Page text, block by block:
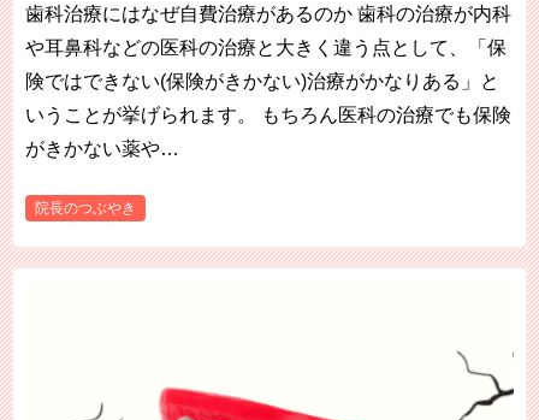
歯科治療にはなぜ自費治療があるのか 歯科の治療が内科
や耳鼻科などの医科の治療と大きく違う点として、「保
険ではできない(保険がきかない)治療がかなりある」と
いうことが挙げられます。 もちろん医科の治療でも保険
がきかない薬や…
院長のつぶやき